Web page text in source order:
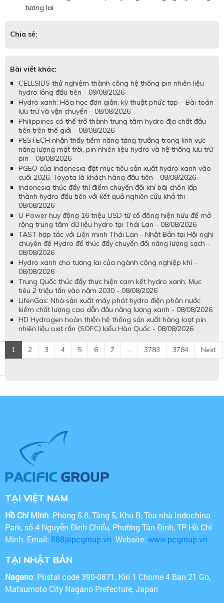
tương lai
Chia sẻ:
Bài viết khác:
CELLSIUS thử nghiệm thành công hệ thống pin nhiên liệu
hydro lỏng đầu tiên - 09/08/2026
Hydro xanh: Hóa học đơn giản, kỹ thuật phức tạp – Bài toán
lưu trữ và vận chuyển - 08/08/2026
Philippines có thể trở thành trung tâm hydro địa chất đầu
tiên trên thế giới - 08/08/2026
PESTECH nhận thấy tiềm năng tăng trưởng trong lĩnh vực
năng lượng mặt trời, pin nhiên liệu hydro và hệ thống lưu trữ
pin - 08/08/2026
PGEO của Indonesia đặt mục tiêu sản xuất hydro xanh vào
cuối 2026, Toyota là khách hàng đầu tiên - 08/08/2026
Indonesia thúc đẩy thí điểm chuyển đổi khí bãi chôn lấp
thành hydro đầu tiên với kết quả nghiên cứu khả thi -
08/08/2026
U Power huy động 16 triệu USD từ cổ đông hiện hữu để mở
rộng trung tâm dữ liệu hydro tại Thái Lan - 08/08/2026
TAST hợp tác với Liên minh Thái Lan - Nhật Bản tại Hội nghị
chuyên đề Hydro để thúc đẩy chuyển đổi năng lượng sạch -
08/08/2026
Hydro xanh cho tương lai của ngành công nghiệp khí -
08/08/2026
Trung Quốc thúc đẩy thực hiện cam kết hydro xanh: Mục
tiêu 2 triệu tấn vào năm 2030 - 08/08/2026
LifenGas: Nhà sản xuất máy phát hydro điện phân nước
kiềm chất lượng cao dẫn đầu năng lượng xanh - 08/08/2026
HD Hydrogen hoàn thiện hệ thống sản xuất hàng loạt pin
nhiên liệu oxit rắn (SOFC) kiểu Hàn Quốc - 08/08/2026
1 2 3 4 5 6 7 3783 3784 Next
TẠI VIỆT NAM
Hồ Chí Minh: Phòng 5.8, Tầng 5, Khu B, Tòa nhà Indochina
Park, số 4 Nguyễn Đình Chiểu, Phường Tân Định, TP Hồ Chí
Minh. Email: 888@pcgroup.vn. Website: www.pcgroup.vn
TẠI NHẬT BẢN
Nagano: Postal code 390-0871, Kiri 1 Chome 4 Ban 21 Go,
Matsumoto City Nagano Prefecture, Japan